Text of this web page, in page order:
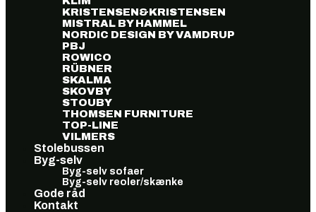
KRISTENSEN&KRISTENSEN
MISTRAL BY HAMMEL
NORDIC DESIGN BY VAMDRUP
PBJ
ROWICO
RÜBNER
SKALMA
SKOVBY
STOUBY
THOMSEN FURNITURE
TOP-LINE
VILMERS
Stolebussen
Byg-selv
Byg-selv sofaer
Byg-selv reoler/skænke
Gode råd
Kontakt